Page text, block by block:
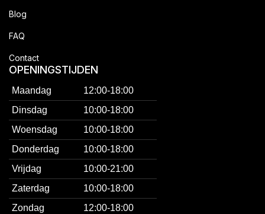
Blog
FAQ
Contact
OPENINGSTIJDEN
Maandag
12:00-18:00
Dinsdag
10:00-18:00
Woensdag
10:00-18:00
Donderdag
10:00-18:00
Vrijdag
10:00-21:00
Zaterdag
10:00-18:00
Zondag
12:00-18:00